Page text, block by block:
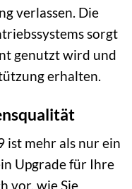
verlassen. Die
sorgt
genutzt wird und
erhalten.
ist mehr als nur ein
Upgrade für Ihre
vor, wie Sie